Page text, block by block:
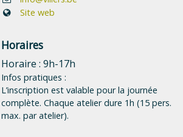
Site web
Horaires
Horaire : 9h-17h
Infos pratiques :
L’inscription est valable pour la journée
complète. Chaque atelier dure 1h (15 pers.
max. par atelier).